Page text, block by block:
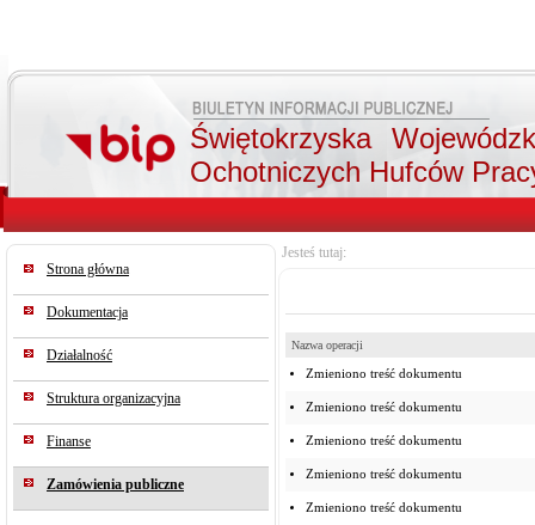
Świętokrzyska
Ochotniczych Hufców
Strona główna
Dokumentacja
Działalność
Struktura organizacyjna
Finanse
Zamówienia publiczne
Jesteś tutaj:
Nazwa operacji
Zmieniono treść dokumentu
Zmieniono treść dokumentu
Zmieniono treść dokumentu
Zmieniono treść dokumentu
Zmieniono treść dokumentu